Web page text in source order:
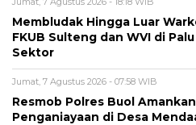
Membludak Hingga Luar
FKUB Sulteng dan WVI di
Sektor
Jumat, 7 Agustus 2026 - 07:58 WIB
Resmob Polres Buol
Penganiayaan di Desa